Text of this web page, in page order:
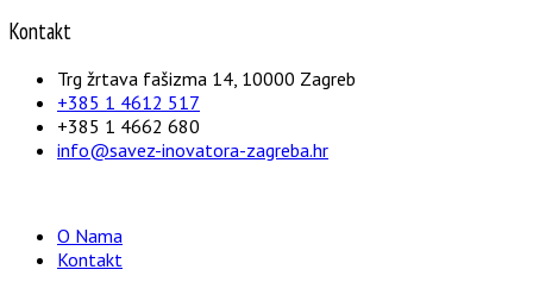
Kontakt
Trg žrtava fašizma 14, 10000 Zagreb
+385 1 4612 517
+385 1 4662 680
info@savez-inovatora-zagreba.hr
O Nama
Kontakt